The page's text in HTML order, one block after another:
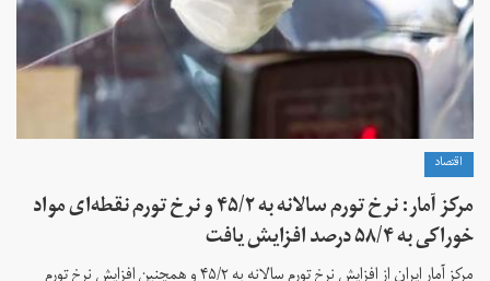
اقتصاد
مرکز آمار: نرخ تورم سالانه به ۴۵/۲ و نرخ تورم نقطه‌ای مواد
خوراکی به ۵۸/۴ درصد افزایش یافت